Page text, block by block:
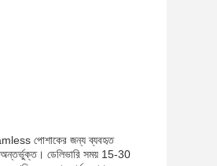
পোশাকের জন্য ব্যবহৃত
অন্তর্ভুক্ত। ডেলিভারি সময় 15-30